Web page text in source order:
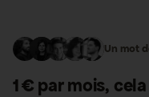
Un mot
1 € par mois,